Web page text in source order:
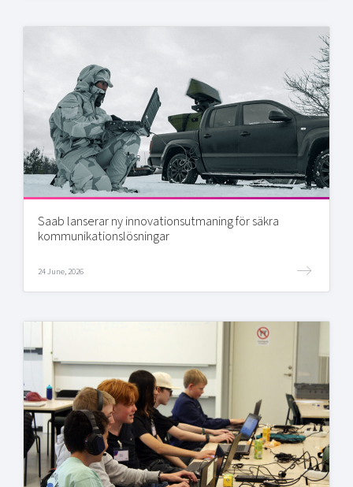
Saab lanserar ny innovationsutmaning för säkra
kommunikationslösningar
24 June, 2026